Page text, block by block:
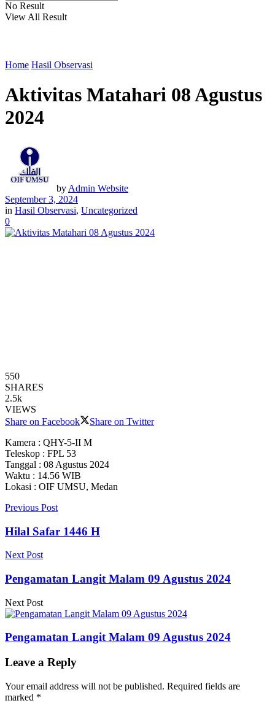
No Result
View All Result
Home Hasil Observasi
Aktivitas Matahari 08 Agustus
2024
by Admin Website
September 3, 2024
in Hasil Observasi, Uncategorized
0
550
SHARES
2.5k
VIEWS
Share on Facebook
Share on Twitter
Kamera : QHY-5-II M
Teleskop : FPL 53
Tanggal : 08 Agustus 2024
Waktu : 14.56 WIB
Lokasi : OIF UMSU, Medan
Previous Post
Hilal Safar 1446 H
Next Post
Pengamatan Langit Malam 09 Agustus 2024
Next Post
Pengamatan Langit Malam 09 Agustus 2024
Leave a Reply
Your email address will not be published. Required fields are
marked *